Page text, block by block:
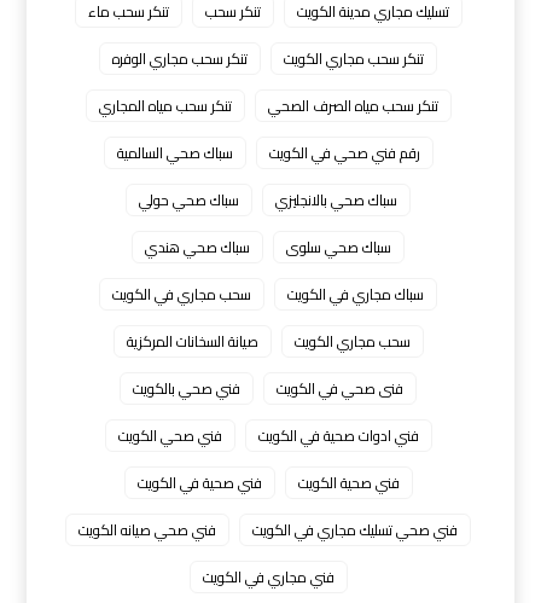
تسليك مجاري مدينة الكويت
تنكر سحب
تنكر سحب ماء
تنكر سحب مجاري الكويت
تنكر سحب مجاري الوفره
تنكر سحب مياه الصرف الصحي
تنكر سحب مياه المجاري
رقم فني صحي في الكويت
سباك صحي السالمية
سباك صحي بالانجليزي
سباك صحي حولي
سباك صحي سلوى
سباك صحي هندي
سباك مجاري في الكويت
سحب مجاري في الكويت
سحب مجاري الكويت
صيانة السخانات المركزية
فنى صحي في الكويت
فني صحي بالكويت
فني ادوات صحية في الكويت
فني صحي الكويت
فني صحية الكويت
فني صحية في الكويت
فني صحي تسليك مجاري في الكويت
فني صحي صيانه الكويت
فني مجاري في الكويت